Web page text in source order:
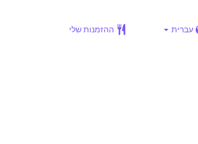
עברית ההזמנות שלי